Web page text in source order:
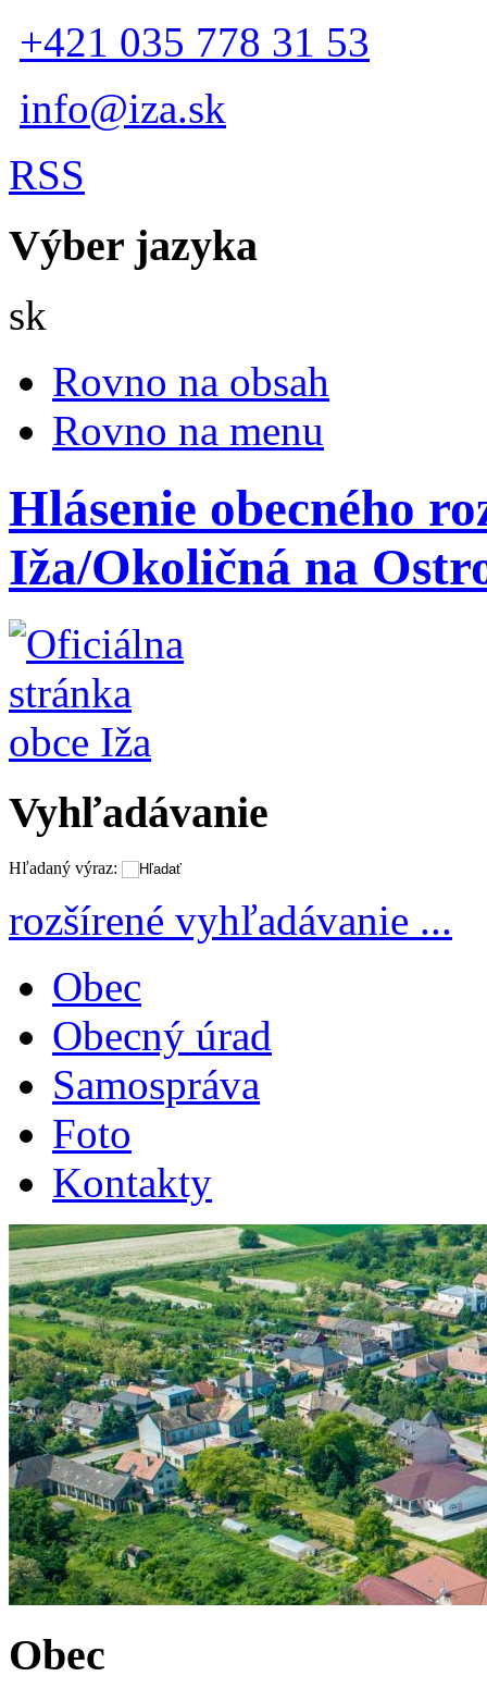
+421 035 778 31 53
info@iza.sk
RSS
Výber jazyka
sk
Rovno na obsah
Rovno na menu
Hlásenie obecného
Iža/Okoličná na
Vyhľadávanie
Hľadaný výraz:
rozšírené vyhľadávanie ...
Obec
Obecný úrad
Samospráva
Foto
Kontakty
Obec